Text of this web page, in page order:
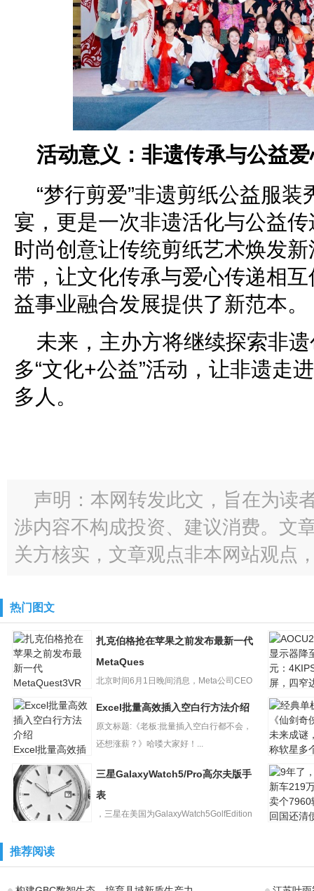
活动意义：非遗传承与公益
“梦行剪爱”非遗剪纸公益服
宴，更是一次非遗活化与公益
时尚创意让传统剪纸艺术焕发
带，让文化传承与爱心传递相
益事业融合发展提供了新范本。
未来，主办方将继续探索非
多“文化+公益”活动，让非遗走
多人。
声明：本网转发此文，旨在为读
渉内容不构成投资、建议消费。文
关方核实，文章观点非本网站观点
热门图文
扎克伯格抢在苹
果之前发布最新
一代MetaQues
扎克伯格抢在苹果之前发布最新一代
MetaQues
北京时间6月1日晚间消息，Meta公司CEO
示器降至
元：4KI
Excel批量高效插
入空白行方法介
绍
Excel批量高效插入空白行方法介绍
原文标题:《老板:批量插入空白行都不会，
还想涨薪？》哈喽大家好！...
经典单机
《仙剑奇
未来成谜
称软星多
GalaxyWatch5/Pr
三星GalaxyWatch5/Pro高尔夫版手
表
，三星在美国为GalaxyWatch5GolfEdition
推荐阅读